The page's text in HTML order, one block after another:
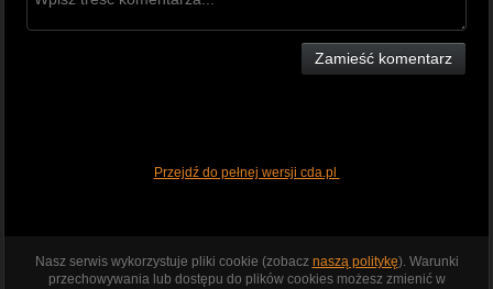
Zamieść komentarz
Przejdź do pełnej wersji cda.pl
Nasz serwis wykorzystuje pliki cookie (zobacz naszą politykę). Warunki
przechowywania lub dostępu do plików cookies możesz zmienić w